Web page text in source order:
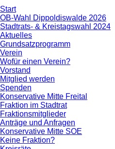
Konservative Mitte
Aus Erfahrung in die Zukunft.
Start
OB-Wahl Dippoldiswalde 2026
Stadtrats- & Kreistagswahl 2024
Aktuelles
Grundsatzprogramm
Verein
Wofür einen Verein?
Vorstand
Mitglied werden
Spenden
Konservative Mitte Freital
Fraktion im Stadtrat
Fraktionsmitglieder
Anträge und Anfragen
Konservative Mitte SOE
Keine Fraktion?